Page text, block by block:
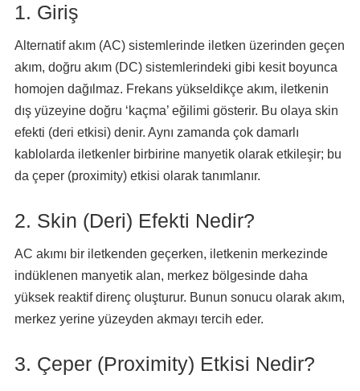
1. Giriş
Alternatif akım (AC) sistemlerinde iletken üzerinden geçen
akım, doğru akım (DC) sistemlerindeki gibi kesit boyunca
homojen dağılmaz. Frekans yükseldikçe akım, iletkenin
dış yüzeyine doğru ‘kaçma’ eğilimi gösterir. Bu olaya skin
efekti (deri etkisi) denir. Aynı zamanda çok damarlı
kablolarda iletkenler birbirine manyetik olarak etkileşir; bu
da çeper (proximity) etkisi olarak tanımlanır.
2. Skin (Deri) Efekti Nedir?
AC akımı bir iletkenden geçerken, iletkenin merkezinde
indüklenen manyetik alan, merkez bölgesinde daha
yüksek reaktif direnç oluşturur. Bunun sonucu olarak akım,
merkez yerine yüzeyden akmayı tercih eder.
3. Çeper (Proximity) Etkisi Nedir?